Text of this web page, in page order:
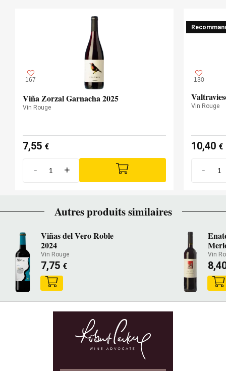
167
Viña Zorzal Garnacha 2025
Vin Rouge
7,55 €
- +
130
Vin Rouge
10,40 €
-
Autres produits similaires
Viñas del Vero Roble
2024
Vin Rouge
7,75 €
Vin